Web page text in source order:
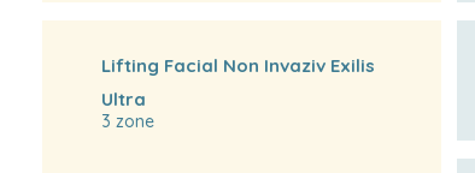
Lifting Facial Non Invaziv Exilis
Ultra
3 zone